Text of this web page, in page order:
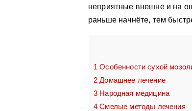
неприятные внешне и на
раньше начнёте, тем
1 Особенности сухой
2 Домашнее лечение
3 Народная медицина
4 Смелые методы лечения